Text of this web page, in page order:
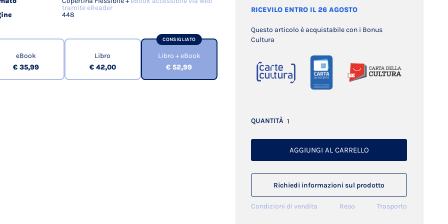
RICEVILO ENTRO IL 26 AGOSTO
Questo articolo è acquistabile con i Bonus
Cultura
QUANTITÀ
AGGIUNGI AL CARRELLO
Richiedi informazioni sul prodotto
Condizioni di vendita Reso Trasporto
tramite eReader
448
eBook
€ 35,99
Libro
€ 42,00
CONSIGLIATO
Libro + eBook
€ 52,99